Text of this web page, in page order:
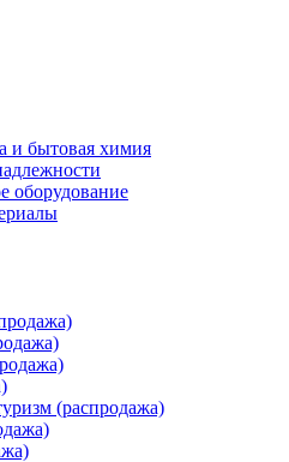
и бытовая химия
оборудование
(распродажа)